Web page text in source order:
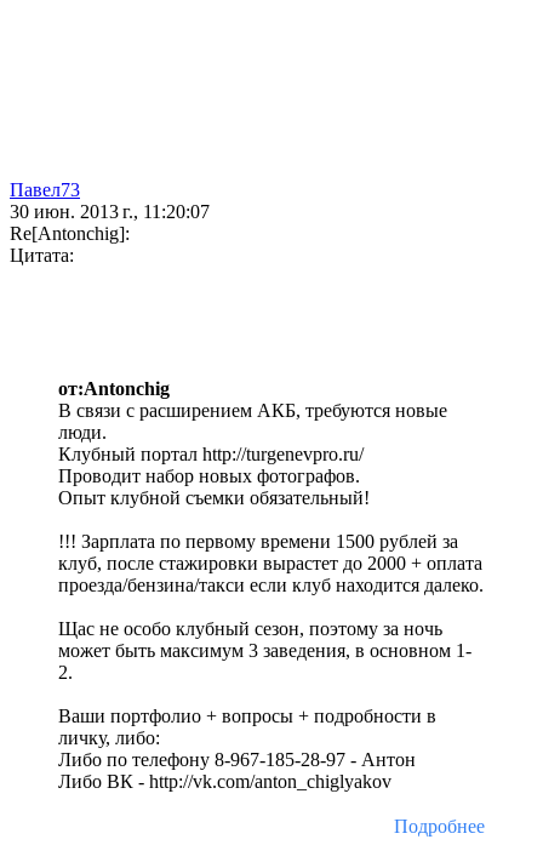
Павел73
30 июн. 2013 г., 11:20:07
Re[Antonchig]:
Цитата:
от:Antonchig
В связи с расширением АКБ, требуются новые
люди.
Клубный портал http://turgenevpro.ru/
Проводит набор новых фотографов.
Опыт клубной съемки обязательный!
!!! Зарплата по первому времени 1500 рублей за
клуб, после стажировки вырастет до 2000 + оплата
проезда/бензина/такси если клуб находится далеко.
Щас не особо клубный сезон, поэтому за ночь
может быть максимум 3 заведения, в основном 1-
2.
Ваши портфолио + вопросы + подробности в
личку, либо:
Либо по телефону 8-967-185-28-97 - Антон
Либо ВК - http://vk.com/anton_chiglyakov
Подробнее